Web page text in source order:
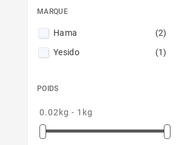
MARQUE
Hama
(2)
Yesido
(1)
POIDS
0.02kg - 1kg